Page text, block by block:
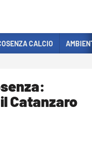
CALCIO
Catanzaro